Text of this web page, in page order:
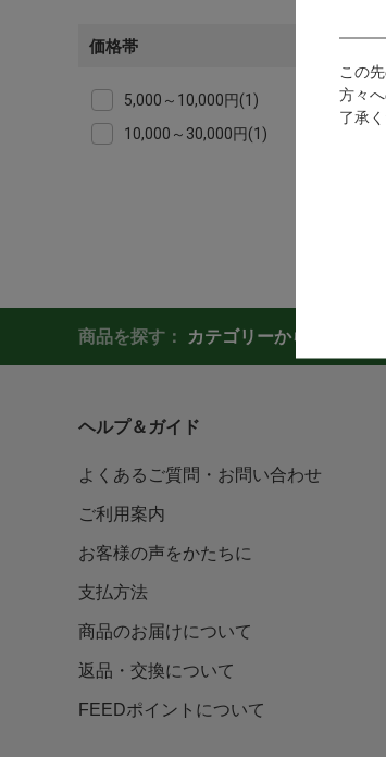
この
方々
了承く
価格帯
5,000～10,000円(1)
10,000～30,000円(1)
商品を探す： カテゴリーから探す
ヘルプ＆ガイド
よくあるご質問・お問い合わせ
ご利用案内
お客様の声をかたちに
支払方法
商品のお届けについて
返品・交換について
FEEDポイントについて